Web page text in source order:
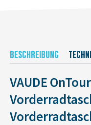
BESCHREIBUNG
VAUDE